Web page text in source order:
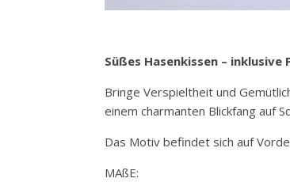
Süßes Hasenkissen – inklusive
Bringe Verspieltheit und
einem charmanten Blickfang auf
Das Motiv befindet sich auf
MAßE: